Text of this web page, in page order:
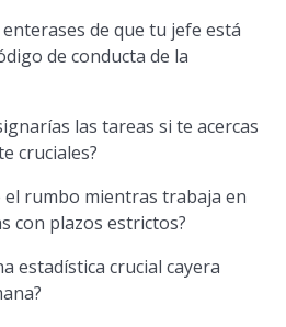
de que tu jefe está
de conducta de la
las tareas si te acercas
cruciales?
el rumbo mientras trabaja en
con plazos estrictos?
estadística crucial cayera